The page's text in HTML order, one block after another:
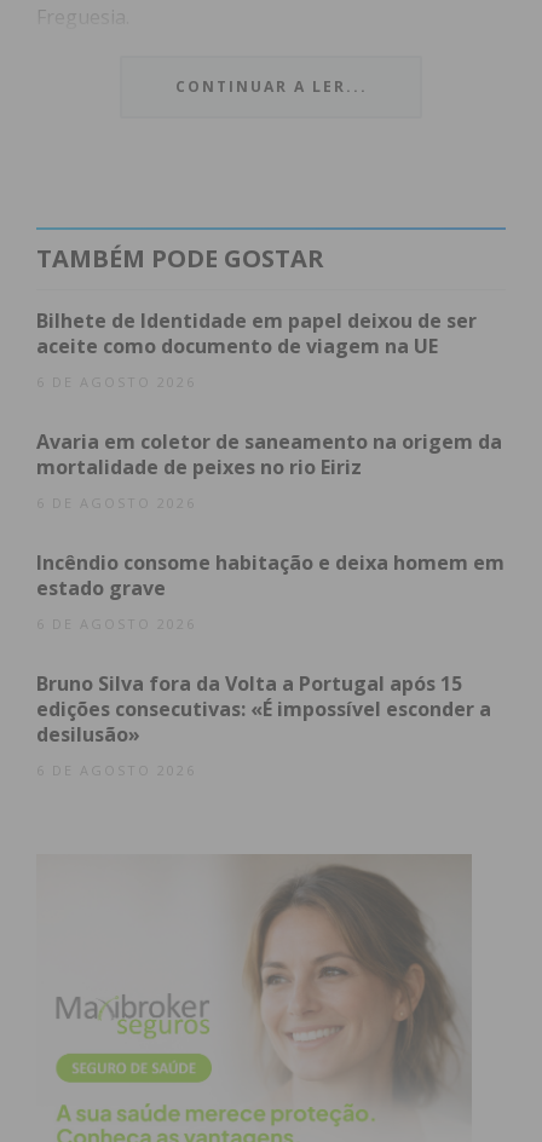
Freguesia.
Colaboraram na logística do evento os alunos dos
Cozinha de Pastelaria do Agrupamento de Escolas
de Paredes. A animação do evento esteve a cargo
do artista paraense Renato Ribeiro.
Imediato
obtenha de forma regular a informação
Eu li e concordo com os
CONTINUAR A LER...
TAMBÉM PODE GOSTAR
Bilhete de Identidade em papel deixou de ser
aceite como documento de viagem na UE
6 DE AGOSTO 2026
Avaria em coletor de saneamento na origem da
mortalidade de peixes no rio Eiriz
6 DE AGOSTO 2026
Incêndio consome habitação e deixa homem em
estado grave
6 DE AGOSTO 2026
Bruno Silva fora da Volta a Portugal após 15
edições consecutivas: «É impossível esconder a
desilusão»
6 DE AGOSTO 2026